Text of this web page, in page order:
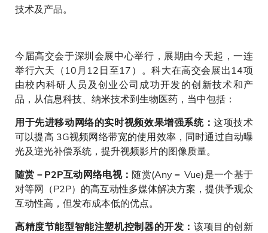
技术及产品。
今届高交会于深圳会展中心举行，展期由今天起，一连
举行六天（10月12日至17）。科大在高交会展出14项
由校内科研人员及创业公司成功开发的创新技术和产
品，从信息科技、纳米技术到生物医药，当中包括：
用于先进移动网络的实时视频效果增强系统：这项技术
可以提高 3G视频网络带宽的使用效率，同时通过自动曝
光及逆光补偿系统，提升视频影片的图像质量。
随赏－P2P互动网络电视： 随赏(Any － Vue)是一个基于
对等网（P2P）的高互动性多媒体解决方案，提供予观众
互动性高，但发布成本低的优点。
高精度节能型智能注塑机控制器的开发： 该项目的创新